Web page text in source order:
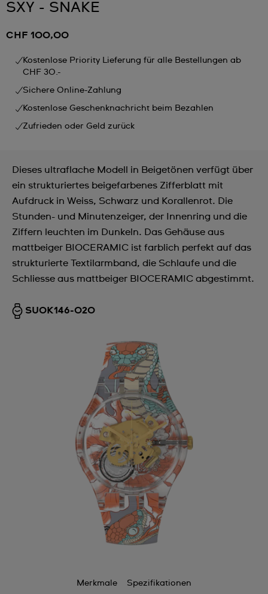
SXY - SNAKE
CHF 100,00
Kostenlose Priority Lieferung für alle Bestellungen ab
CHF 30.-
Sichere Online-Zahlung
Kostenlose Geschenknachricht beim Bezahlen
Zufrieden oder Geld zurück
Dieses ultraflache Modell in Beigetönen verfügt über
ein strukturiertes beigefarbenes Zifferblatt mit
Aufdruck in Weiss, Schwarz und Korallenrot. Die
Stunden- und Minutenzeiger, der Innenring und die
Ziffern leuchten im Dunkeln. Das Gehäuse aus
mattbeiger BIOCERAMIC ist farblich perfekt auf das
strukturierte Textilarmband, die Schlaufe und die
Schliesse aus mattbeiger BIOCERAMIC abgestimmt.
SUOK146-020
Merkmale Spezifikationen